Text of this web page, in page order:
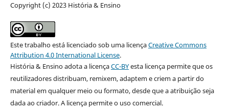
Copyright (c) 2023 História & Ensino
Este trabalho está licenciado sob uma licençaCreative Commons
Attribution 4.0 International License.
História & Ensino adota a licençaCC-BYesta licença permite que os
reutilizadores distribuam, remixem, adaptem e criem a partir do
material em qualquer meio ou formato, desde que a atribuição seja
dada ao criador. A licença permite o uso comercial.